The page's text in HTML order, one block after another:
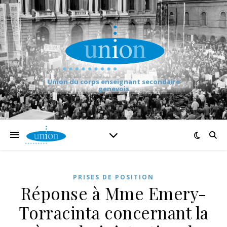
Union du corps enseignant secondaire
genevois
PRISES DE POSITION
Réponse à Mme Emery-
Torracinta concernant la